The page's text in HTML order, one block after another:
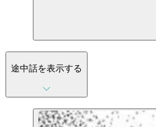
途中話を表示する